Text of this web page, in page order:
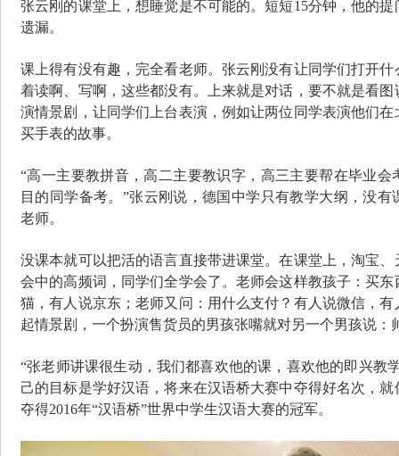
张云刚的课堂上，想睡觉是不可能的。短短15分钟，他的
遗漏。
课上得有没有趣，完全看老师。张云刚没有让同学们打开
着读啊、写啊，这些都没有。上来就是对话，要不就是看
演情景剧，让同学们上台表演，例如让两位同学表演他们
买手表的故事。
“高一主要教拼音，高二主要教识字，高三主要帮在毕业会
目的同学备考。”张云刚说，德国中学只有教学大纲，没
老师。
没课本就可以把活的语言直接带进课堂。在课堂上，淘宝
会中的高频词，同学们全学会了。老师会这样教孩子：买
猫，有人说京东；老师又问：用什么支付？有人说微信，
起情景剧，一个扮演售货员的男孩张嘴就对另一个男孩说：
“张老师讲课很生动，我们都喜欢他的课，喜欢他的即兴教
己的目标是学好汉语，将来在汉语桥大赛中夺得好名次，
夺得2016年“汉语桥”世界中学生汉语大赛的冠军。